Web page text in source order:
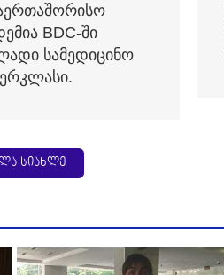
BDC-ში
სამედიცინო
სიახლე